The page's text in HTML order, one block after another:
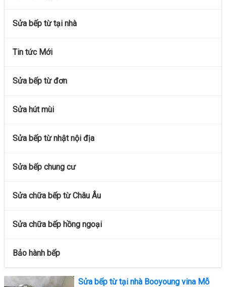
Sửa bếp từ tại nhà
Tin tức Mới
Sửa bếp từ đơn
Sửa hút mùi
Sửa bếp từ nhật nội địa
Sửa bếp chung cư
Sửa chữa bếp từ Châu Âu
Sửa chữa bếp hồng ngoại
Bảo hành bếp
Sửa bếp từ tại nhà Booyoung vina Mỗ